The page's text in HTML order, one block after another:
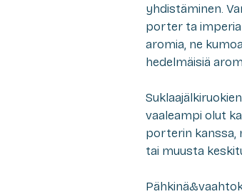
yhdistäminen.
porter ta
aromia, ne
hedelmäisiä
vaaleampi olut
porterin kanssa,
tai muusta